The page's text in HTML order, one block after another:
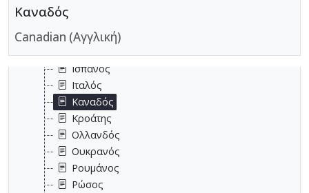
Καναδός
Canadian (Αγγλική)
Ιάπωνας
Ισπανός
Ιταλός
Καναδός
Κροάτης
Ολλανδός
Ουκρανός
Ρουμάνος
Ρώσος